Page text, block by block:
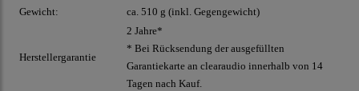
Gewicht:
ca. 510 g (inkl. Gegengewicht)
Herstellergarantie
2 Jahre*
* Bei Rücksendung der ausgefüllten
Garantiekarte an clearaudio innerhalb von 14
Tagen nach Kauf.